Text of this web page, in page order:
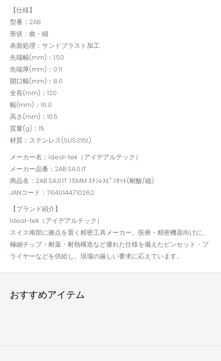
【仕様】
型番：2AB
形状：曲・細
表面処理：サンドブラスト加工
先端幅(mm)：1.50
先端厚(mm)：0.11
開口幅(mm)：8.0
全長(mm)：120
幅(mm)：16.0
高さ(mm)：10.5
質量(g)：15
材質：ステンレス(SUS316L)
メーカー名：Ideal-tek（アイデアルテック）
メーカー品番：2AB.SA.0.IT
商品名：2AB.SA.0.IT 1.5MM ｽﾃﾝﾚｽﾋﾟﾝｾｯﾄ(耐酸/磁)
JANコード：7640144710262
【ブランド紹介】
Ideal-tek（アイデアルテック）
スイス南部に拠点を置く精密工具メーカー。医療・精密機器向けに、
極細チップ・耐薬・耐熱構造など優れた仕様を備えたピンセット・プ
ライヤーなどを供給し、現場の厳しい要求に応えています。
おすすめアイテム